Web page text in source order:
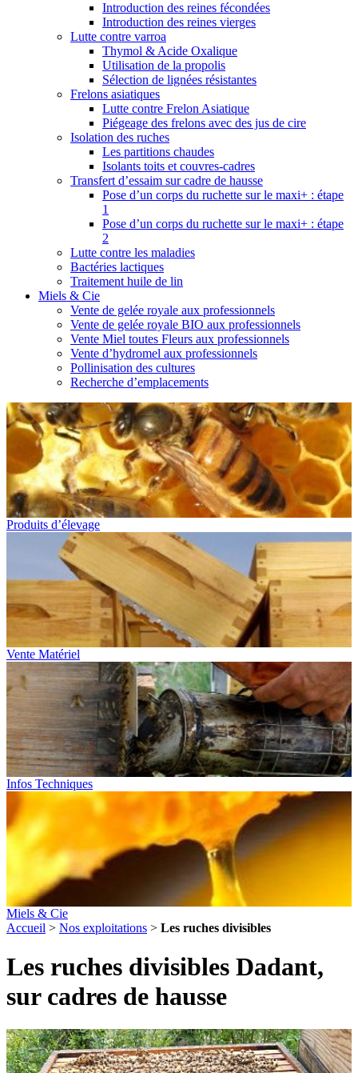
Introduction des reines fécondées
Introduction des reines vierges
Lutte contre varroa
Thymol & Acide Oxalique
Utilisation de la propolis
Sélection de lignées résistantes
Frelons asiatiques
Lutte contre Frelon Asiatique
Piégeage des frelons avec des jus de cire
Isolation des ruches
Les partitions chaudes
Isolants toits et couvres-cadres
Transfert d’essaim sur cadre de hausse
Pose d’un corps du ruchette sur le maxi+ : étape
1
Pose d’un corps du ruchette sur le maxi+ : étape
2
Lutte contre les maladies
Bactéries lactiques
Traitement huile de lin
Miels & Cie
Vente de gelée royale aux professionnels
Vente de gelée royale BIO aux professionnels
Vente Miel toutes Fleurs aux professionnels
Vente d’hydromel aux professionnels
Pollinisation des cultures
Recherche d’emplacements
Produits d’élevage
Vente Matériel
Infos Techniques
Miels & Cie
Accueil > Nos exploitations > Les ruches divisibles
Les ruches divisibles Dadant,
sur cadres de hausse